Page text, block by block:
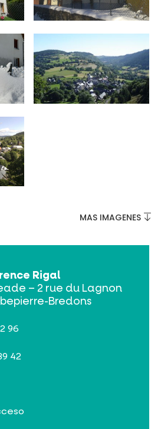
de entradas en línea
LO PIERDA
NATURALEZA
Y SABER HACER
MAS IMAGENES
Rigal
– 2 rue du Lagnon
Bredons
96
42